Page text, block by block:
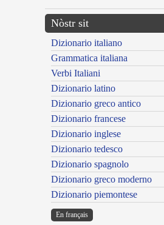
Nòstr sit
Dizionario italiano
Grammatica italiana
Verbi Italiani
Dizionario latino
Dizionario greco antico
Dizionario francese
Dizionario inglese
Dizionario tedesco
Dizionario spagnolo
Dizionario greco moderno
Dizionario piemontese
En français